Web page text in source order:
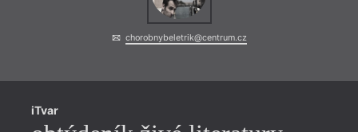
chorobnybeletrik@centrum.cz
iTvar